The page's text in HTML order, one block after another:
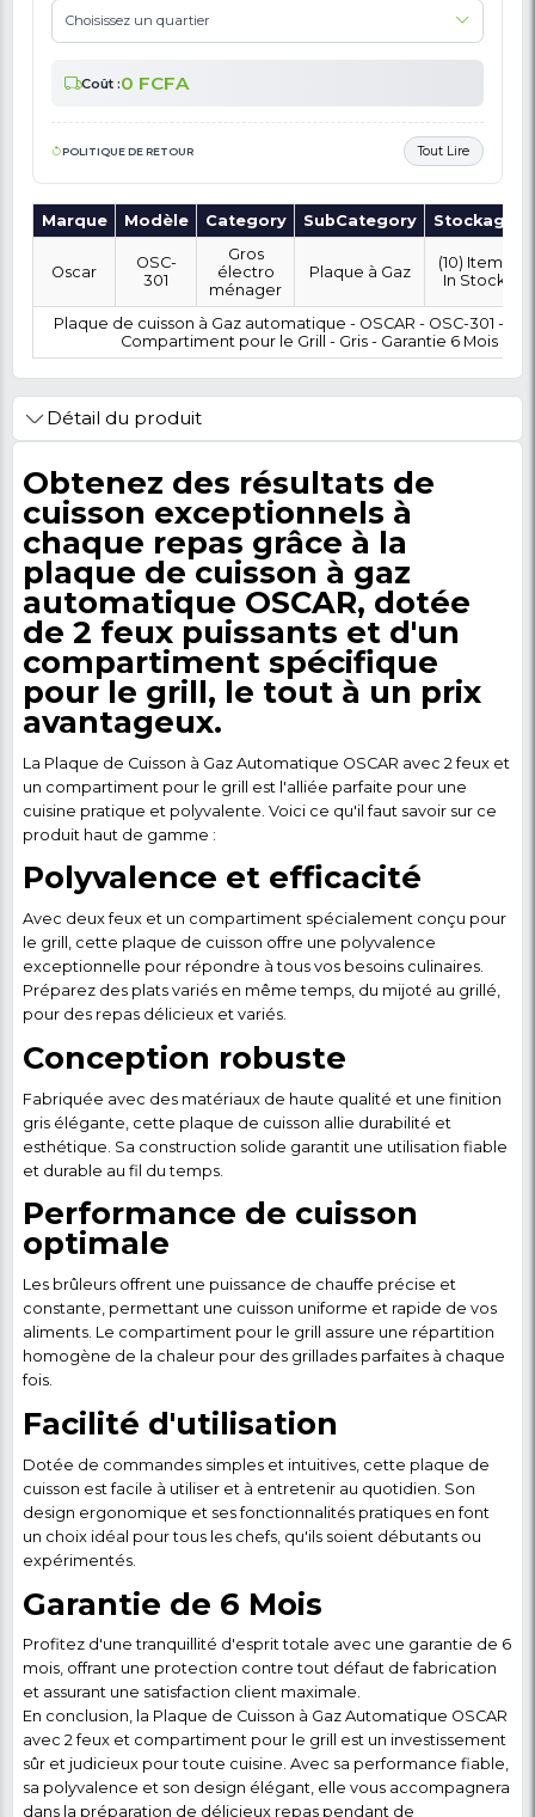
En stock!
Connectez-vous pour ajouter un avis sur ce produit
OÙ SOUHAITEZ-VOUS ÊTRE LIVRÉ ?
POLITIQUE DE RETOUR
Marque Modèle Category SubCategory
Oscar
OSC-
301
Gros
électro
Plaque à Gaz
Plaque de cuisson à Gaz automatique - OSCAR -
Compartiment pour le Grill - Gris -
Détail du produit
Obtenez des résultats
cuisson exceptionnels à
chaque repas grâce à la
plaque de cuisson à gaz
automatique OSCAR,
de 2 feux puissants et
compartiment
pour le grill, le tout à un
avantageux.
La Plaque de Cuisson à Gaz Automatique OSCAR
un compartiment pour le grill est l'alliée parfaite
cuisine pratique et polyvalente. Voici ce qu'il faut
produit haut de gamme :
Polyvalence et efficacité
Avec deux feux et un compartiment spécialement
le grill, cette plaque de cuisson offre une
exceptionnelle pour répondre à tous vos besoins
Préparez des plats variés en même temps, du
pour des repas délicieux et variés.
Conception robuste
Fabriquée avec des matériaux de haute qualité et
gris élégante, cette plaque de cuisson allie
esthétique. Sa construction solide garantit une
et durable au fil du temps.